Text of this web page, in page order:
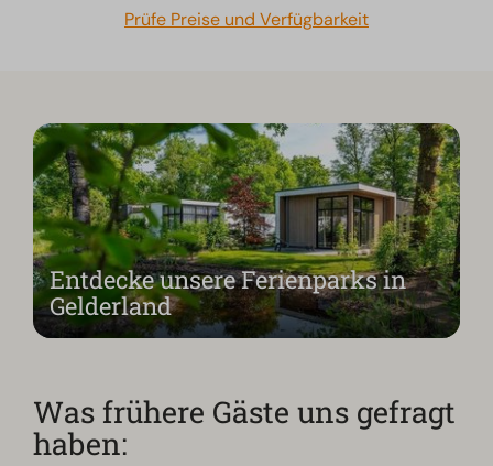
Prüfe Preise und Verfügbarkeit
Entdecke unsere Ferienparks in
Gelderland
Was frühere Gäste uns gefragt
haben: